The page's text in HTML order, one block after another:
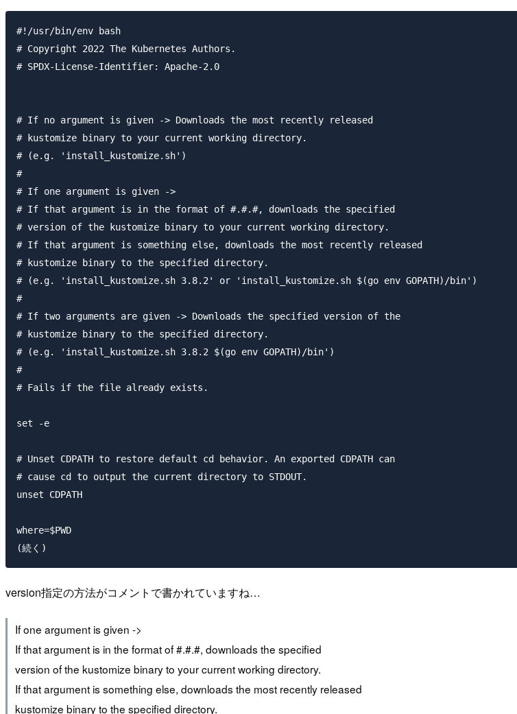
#!/usr/bin/env bash
# Copyright 2022 The Kubernetes Authors.
# SPDX-License-Identifier: Apache-2.0
# If no argument is given -> Downloads the most recently released
# kustomize binary to your current working directory.
# (e.g. 'install_kustomize.sh')
#
# If one argument is given ->
# If that argument is in the format of #.#.#, downloads the specified
# version of the kustomize binary to your current working directory.
# If that argument is something else, downloads the most recently released
# kustomize binary to the specified directory.
# (e.g. 'install_kustomize.sh 3.8.2' or 'install_kustomize.sh $(go env GOPATH)/bin')
#
# If two arguments are given -> Downloads the specified version of the
# kustomize binary to the specified directory.
# (e.g. 'install_kustomize.sh 3.8.2 $(go env GOPATH)/bin')
#
# Fails if the file already exists.
set -e
# Unset CDPATH to restore default cd behavior. An exported CDPATH can
# cause cd to output the current directory to STDOUT.
unset CDPATH
where=$PWD
version指定の方法がコメントで書かれていますね…
If one argument is given ->
If that argument is in the format of #.#.#, downloads the specified
version of the kustomize binary to your current working directory.
If that argument is something else, downloads the most recently released
kustomize binary to the specified directory.